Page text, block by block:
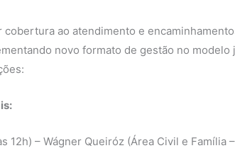
cobertura ao atendimento e
novo formato de gestão no
12h) – Wágner Queiróz (Área Civil e Família